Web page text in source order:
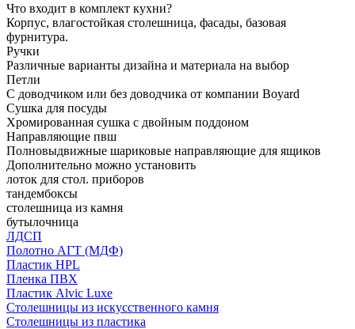
Что входит в комплект кухни?
Корпус, влагостойкая столешница, фасады, базовая
фурнитура.
Ручки
Различные варианты дизайна и материала на выбор
Петли
С доводчиком или без доводчика от компании Boyard
Сушка для посуды
Хромированная сушка с двойным поддоном
Направляющие пвш
Полновыдвижные шариковые направляющие для ящиков
Дополнительно можно установить
лоток для стол. приборов
тандембоксы
столешница из камня
бутылочница
ЛДСП
Полотно АГТ (МДФ)
Пластик HPL
Пленка ПВХ
Пластик Alvic Luxe
Столешницы из искусственного камня
Столешницы из пластика